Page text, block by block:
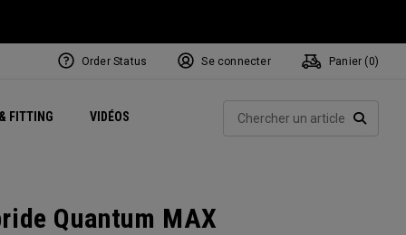
FITTING VIDÉOSExclusive Mavrik Complete Sets
Exclusivités - Balles de Golf
Juillet NEW Headwear
Women's Golf Balls
Exclusivités - Accessoires
Régionaux
Order Status Se connecter Panier ( 0)
Quantum MAX